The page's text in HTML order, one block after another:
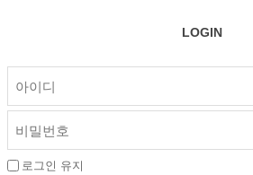
LOGIN
로그인 유지